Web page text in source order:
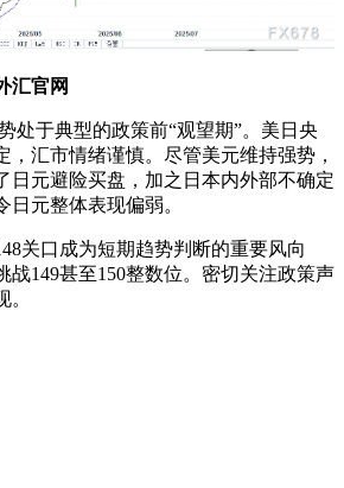
汇官网
处于典型的政策前“观望期”。美日央
，汇市情绪谨慎。尽管美元维持强势，
日元避险买盘，加之日本内外部不确定
元整体表现偏弱。
关口成为短期趋势判断的重要风向
战149甚至150整数位。密切关注政策声